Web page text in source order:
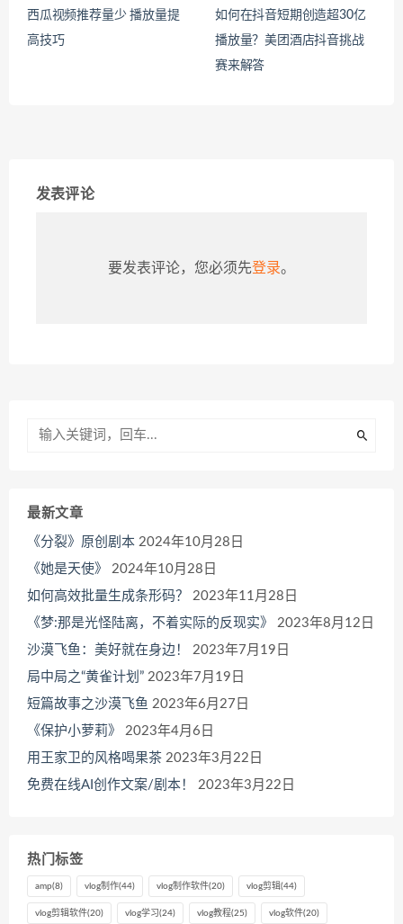
西瓜视频推荐量少 播放量提
高技巧
如何在抖音短期创造超30亿
播放量？美团酒店抖音挑战
赛来解答
发表评论
要发表评论，您必须先登录。
最新文章
《分裂》原创剧本 2024年10月28日
《她是天使》
2024年10月28日
如何高效批量生成条形码？
2023年11月28日
《梦:那是光怪陆离，不着实际的反现实》
2023年8月12日
沙漠飞鱼：美好就在身边！
2023年7月19日
局中局之“黄雀计划” 2023年7月19日
短篇故事之沙漠飞鱼 2023年6月27日
《保护小萝莉》
2023年4月6日
用王家卫的风格喝果茶 2023年3月22日
免费在线AI创作文案/剧本！
2023年3月22日
热门标签
amp(8) vlog制作(44) vlog制作软件(20) vlog剪辑(44)
vlog剪辑软件(20) vlog学习(24) vlog教程(25) vlog软件(20)